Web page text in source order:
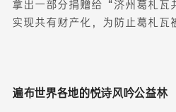
拿出一部分捐赠给“济州葛札瓦
实现共有财产化，为防止葛札瓦
遍布世界各地的悦诗风吟公益林